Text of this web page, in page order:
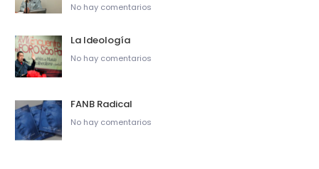
No hay comentarios
La Ideología
No hay comentarios
FANB Radical
No hay comentarios